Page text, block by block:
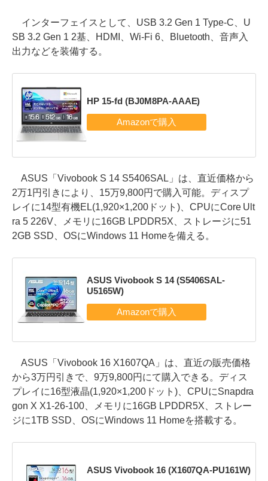
インターフェイスとして、USB 3.2 Gen 1 Type-C、U
SB 3.2 Gen 1 2基、HDMI、Wi-Fi 6、Bluetooth、音声入
出力などを装備する。
HP 15-fd (BJ0M8PA-AAAE)
ASUS「Vivobook S 14 S5406SAL」は、直近価格から
2万1円引きにより、15万9,800円で購入可能。ディスプ
レイに14型有機EL(1,920×1,200ドット)、CPUにCore Ult
ra 5 226V、メモリに16GB LPDDR5X、ストレージに51
2GB SSD、OSにWindows 11 Homeを備える。
ASUS Vivobook S 14 (S5406SAL-
U5165W)
ASUS「Vivobook 16 X1607QA」は、直近の販売価格
から3万円引きで、9万9,800円にて購入できる。ディス
プレイに16型液晶(1,920×1,200ドット)、CPUにSnapdra
gon X X1-26-100、メモリに16GB LPDDR5X、ストレー
ジに1TB SSD、OSにWindows 11 Homeを搭載する。
ASUS Vivobook 16 (X1607QA-PU161W)